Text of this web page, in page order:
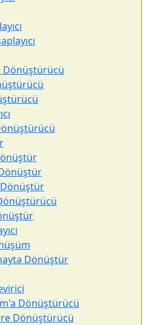
Dönüştürücü
Dönüştür
Dönüştür
Dönüştürücü
Dönüştürücü